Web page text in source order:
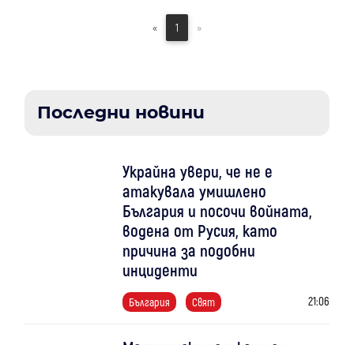
« 1 »
Последни новини
Украйна увери, че не е
атакувала умишлено
България и посочи войната,
водена от Русия, като
причина за подобни
инциденти
България Свят 21:06